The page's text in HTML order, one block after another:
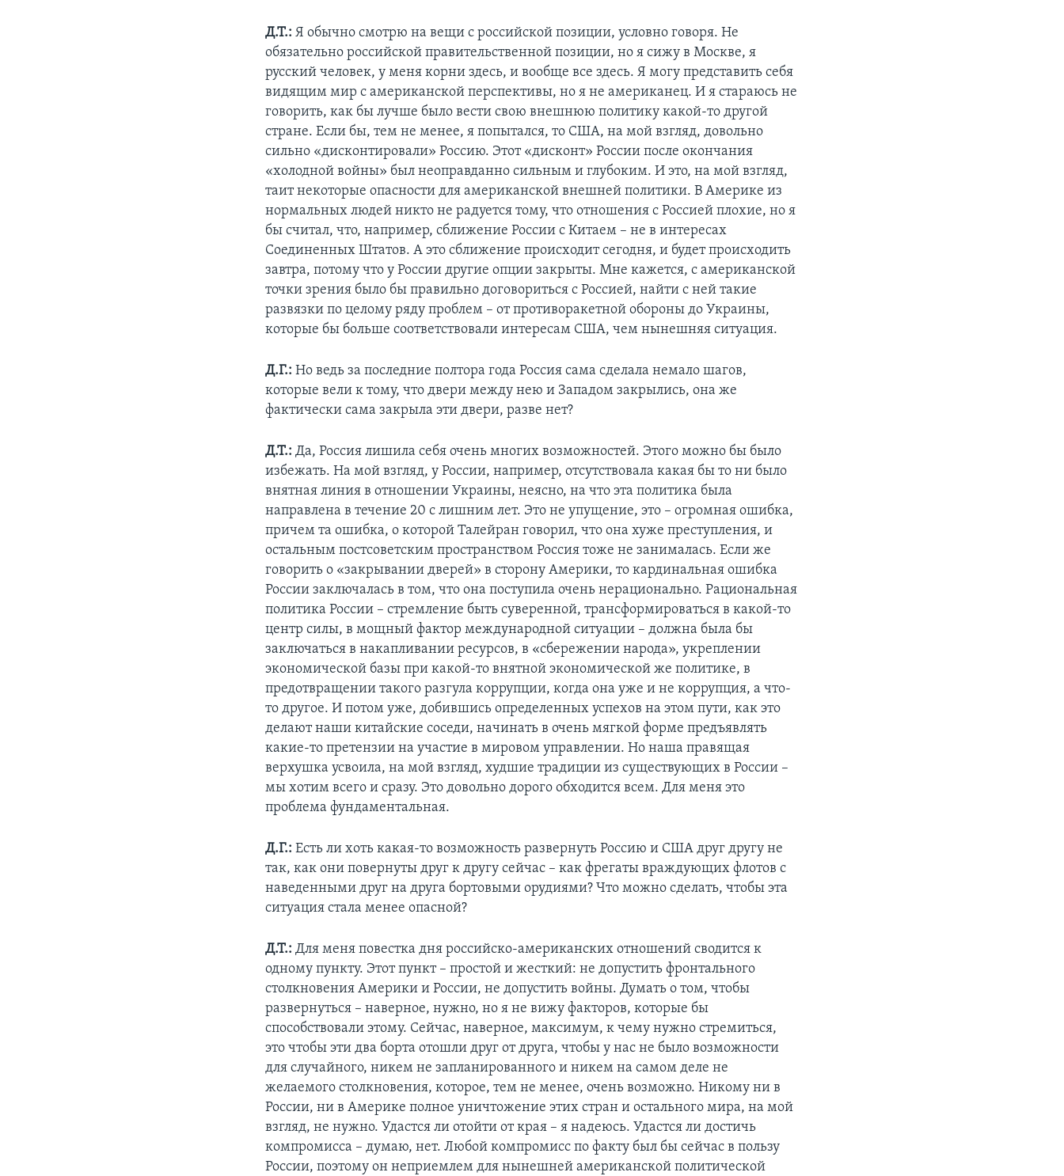
Д.Т.: Я обычно смотрю на вещи с российской позиции, условно говоря. Не
обязательно российской правительственной позиции, но я сижу в Москве, я
русский человек, у меня корни здесь, и вообще все здесь. Я могу представить себя
видящим мир с американской перспективы, но я не американец. И я стараюсь не
говорить, как бы лучше было вести свою внешнюю политику какой-то другой
стране. Если бы, тем не менее, я попытался, то США, на мой взгляд, довольно
сильно «дисконтировали» Россию. Этот «дисконт» России после окончания
«холодной войны» был неоправданно сильным и глубоким. И это, на мой взгляд,
таит некоторые опасности для американской внешней политики. В Америке из
нормальных людей никто не радуется тому, что отношения с Россией плохие, но я
бы считал, что, например, сближение России с Китаем – не в интересах
Соединенных Штатов. А это сближение происходит сегодня, и будет происходить
завтра, потому что у России другие опции закрыты. Мне кажется, с американской
точки зрения было бы правильно договориться с Россией, найти с ней такие
развязки по целому ряду проблем – от противоракетной обороны до Украины,
которые бы больше соответствовали интересам США, чем нынешняя ситуация.
Д.Г.: Но ведь за последние полтора года Россия сама сделала немало шагов,
которые вели к тому, что двери между нею и Западом закрылись, она же
фактически сама закрыла эти двери, разве нет?
Д.Т.: Да, Россия лишила себя очень многих возможностей. Этого можно бы было
избежать. На мой взгляд, у России, например, отсутствовала какая бы то ни было
внятная линия в отношении Украины, неясно, на что эта политика была
направлена в течение 20 с лишним лет. Это не упущение, это – огромная ошибка,
причем та ошибка, о которой Талейран говорил, что она хуже преступления, и
остальным постсоветским пространством Россия тоже не занималась. Если же
говорить о «закрывании дверей» в сторону Америки, то кардинальная ошибка
России заключалась в том, что она поступила очень нерационально. Рациональная
политика России – стремление быть суверенной, трансформироваться в какой-то
центр силы, в мощный фактор международной ситуации – должна была бы
заключаться в накапливании ресурсов, в «сбережении народа», укреплении
экономической базы при какой-то внятной экономической же политике, в
предотвращении такого разгула коррупции, когда она уже и не коррупция, а что-
то другое. И потом уже, добившись определенных успехов на этом пути, как это
делают наши китайские соседи, начинать в очень мягкой форме предъявлять
какие-то претензии на участие в мировом управлении. Но наша правящая
верхушка усвоила, на мой взгляд, худшие традиции из существующих в России –
мы хотим всего и сразу. Это довольно дорого обходится всем. Для меня это
проблема фундаментальная.
Д.Г.: Есть ли хоть какая-то возможность развернуть Россию и США друг другу не
так, как они повернуты друг к другу сейчас – как фрегаты враждующих флотов с
наведенными друг на друга бортовыми орудиями? Что можно сделать, чтобы эта
ситуация стала менее опасной?
Д.Т.: Для меня повестка дня российско-американских отношений сводится к
одному пункту. Этот пункт – простой и жесткий: не допустить фронтального
столкновения Америки и России, не допустить войны. Думать о том, чтобы
развернуться – наверное, нужно, но я не вижу факторов, которые бы
способствовали этому. Сейчас, наверное, максимум, к чему нужно стремиться,
это чтобы эти два борта отошли друг от друга, чтобы у нас не было возможности
для случайного, никем не запланированного и никем на самом деле не
желаемого столкновения, которое, тем не менее, очень возможно. Никому ни в
России, ни в Америке полное уничтожение этих стран и остального мира, на мой
взгляд, не нужно. Удастся ли отойти от края – я надеюсь. Удастся ли достичь
компромисса – думаю, нет. Любой компромисс по факту был бы сейчас в пользу
России, поэтому он неприемлем для нынешней американской политической